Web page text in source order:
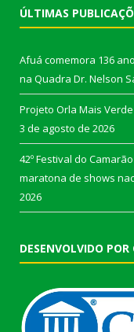
ÚLTIMAS
Afuá comemora 136
na Quadra Dr. Nelson
Projeto Orla Mais
3 de agosto de 2026
42º Festival do
maratona de shows
2026
DESENVOLVIDO POR